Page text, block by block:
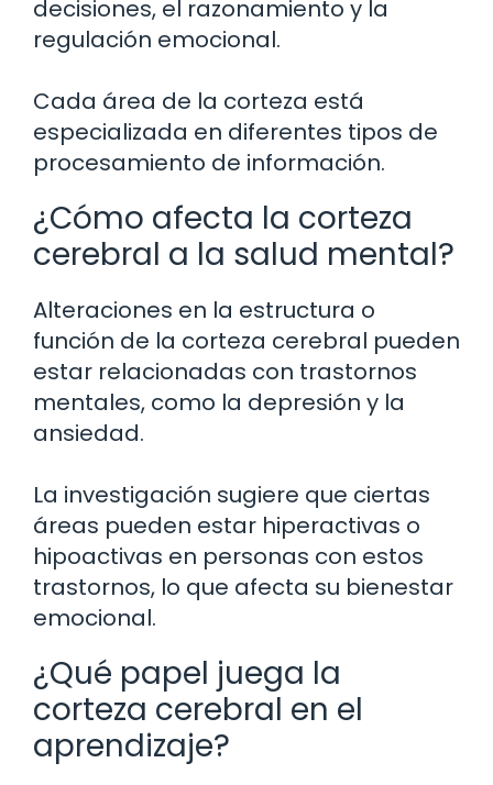
decisiones, el razonamiento y la
regulación emocional.
Cada área de la corteza está
especializada en diferentes tipos de
procesamiento de información.
¿Cómo afecta la corteza
cerebral a la salud mental?
Alteraciones en la estructura o
función de la corteza cerebral pueden
estar relacionadas con trastornos
mentales, como la depresión y la
ansiedad.
La investigación sugiere que ciertas
áreas pueden estar hiperactivas o
hipoactivas en personas con estos
trastornos, lo que afecta su bienestar
emocional.
¿Qué papel juega la
corteza cerebral en el
aprendizaje?